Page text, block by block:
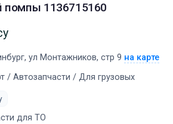
помпы 1136715160
ул Монтажников, стр 9 на карте
/ Автозапчасти / Для грузовых
для ТО